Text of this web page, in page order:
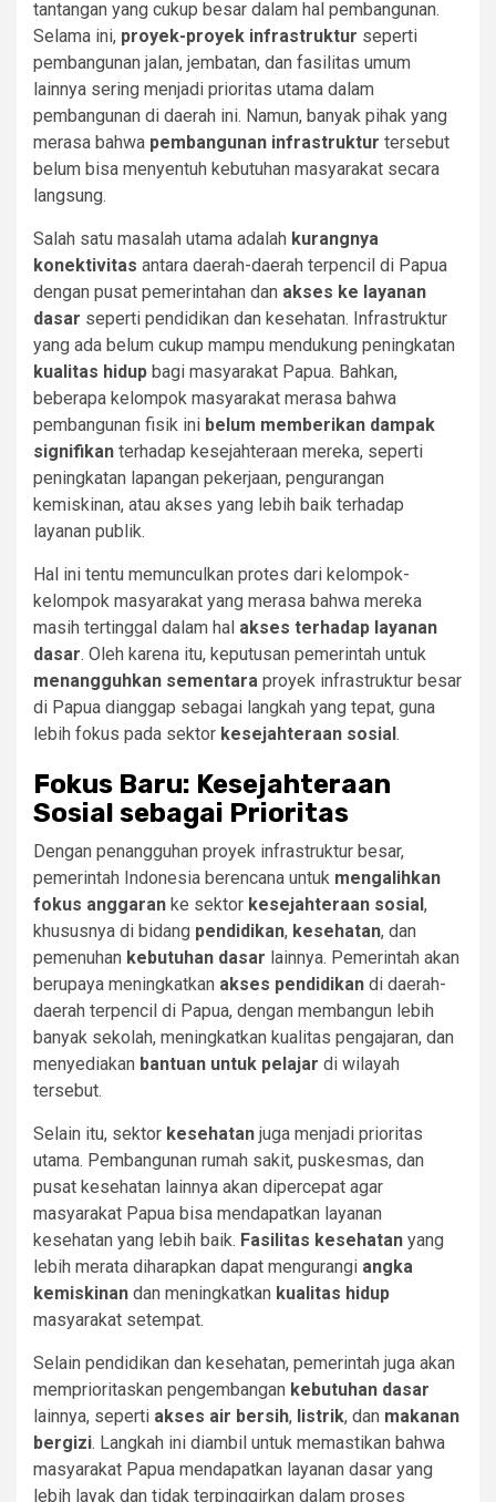
tantangan yang cukup besar dalam hal pembangunan.
Selama ini, proyek-proyek infrastruktur seperti
pembangunan jalan, jembatan, dan fasilitas umum
lainnya sering menjadi prioritas utama dalam
pembangunan di daerah ini. Namun, banyak pihak yang
merasa bahwa pembangunan infrastruktur tersebut
belum bisa menyentuh kebutuhan masyarakat secara
langsung.
Salah satu masalah utama adalah kurangnya
konektivitas antara daerah-daerah terpencil di Papua
dengan pusat pemerintahan dan akses ke layanan
dasar seperti pendidikan dan kesehatan. Infrastruktur
yang ada belum cukup mampu mendukung peningkatan
kualitas hidup bagi masyarakat Papua. Bahkan,
beberapa kelompok masyarakat merasa bahwa
pembangunan fisik ini belum memberikan dampak
signifikan terhadap kesejahteraan mereka, seperti
peningkatan lapangan pekerjaan, pengurangan
kemiskinan, atau akses yang lebih baik terhadap
layanan publik.
Hal ini tentu memunculkan protes dari kelompok-
kelompok masyarakat yang merasa bahwa mereka
masih tertinggal dalam hal akses terhadap layanan
dasar. Oleh karena itu, keputusan pemerintah untuk
menangguhkan sementara proyek infrastruktur besar
di Papua dianggap sebagai langkah yang tepat, guna
lebih fokus pada sektor kesejahteraan sosial.
Fokus Baru: Kesejahteraan
Sosial sebagai Prioritas
Dengan penangguhan proyek infrastruktur besar,
pemerintah Indonesia berencana untuk mengalihkan
fokus anggaran ke sektor kesejahteraan sosial,
khususnya di bidang pendidikan, kesehatan, dan
pemenuhan kebutuhan dasar lainnya. Pemerintah akan
berupaya meningkatkan akses pendidikan di daerah-
daerah terpencil di Papua, dengan membangun lebih
banyak sekolah, meningkatkan kualitas pengajaran, dan
menyediakan bantuan untuk pelajar di wilayah
tersebut.
Selain itu, sektor kesehatan juga menjadi prioritas
utama. Pembangunan rumah sakit, puskesmas, dan
pusat kesehatan lainnya akan dipercepat agar
masyarakat Papua bisa mendapatkan layanan
kesehatan yang lebih baik. Fasilitas kesehatan yang
lebih merata diharapkan dapat mengurangi angka
kemiskinan dan meningkatkan kualitas hidup
masyarakat setempat.
Selain pendidikan dan kesehatan, pemerintah juga akan
memprioritaskan pengembangan kebutuhan dasar
lainnya, seperti akses air bersih, listrik, dan makanan
bergizi. Langkah ini diambil untuk memastikan bahwa
masyarakat Papua mendapatkan layanan dasar yang
lebih layak dan tidak terpinggirkan dalam proses